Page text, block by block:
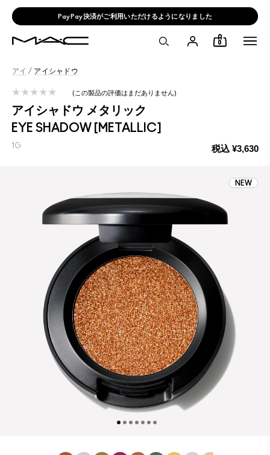
PayPay決済がご利用いただけるようになりました
0
アイ / アイシャドウ
アイシャドウ メタリック
EYE SHADOW [METALLIC]
税込 ¥3,630
1G
この製品の評価はまだありません
NEW